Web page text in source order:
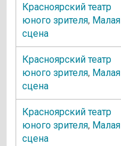
Красноярский театр
юного зрителя, Малая
сцена
Красноярский театр
юного зрителя, Малая
сцена
Красноярский театр
юного зрителя, Малая
сцена